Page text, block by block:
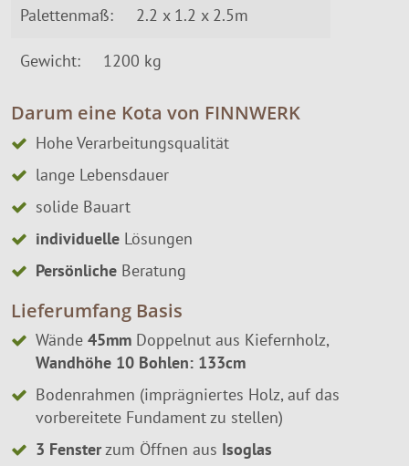
Palettenmaß: 2.2 x 1.2 x 2.5m
Gewicht: 1200 kg
Darum eine Kota von FINNWERK
Hohe Verarbeitungsqualität
lange Lebensdauer
solide Bauart
individuelle Lösungen
Persönliche Beratung
Lieferumfang Basis
Wände 45mm Doppelnut aus Kiefernholz,
Wandhöhe 10 Bohlen: 133cm
Bodenrahmen (imprägniertes Holz, auf das
vorbereitete Fundament zu stellen)
3 Fensterzum Öffnen aus Isoglas